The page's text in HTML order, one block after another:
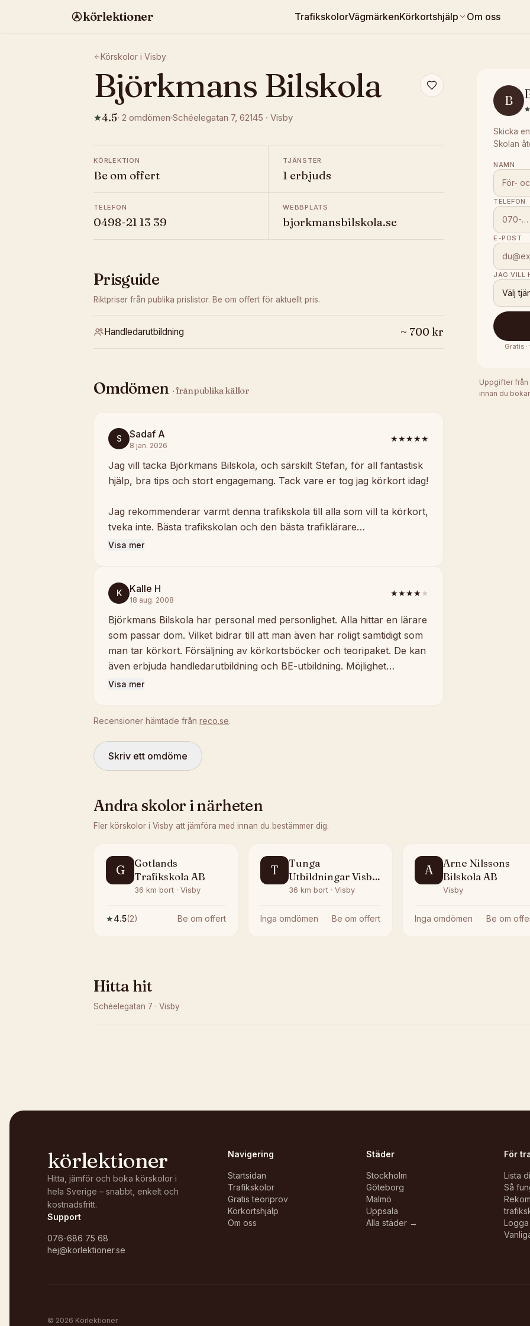
körlektioner TrafikskolorVägmärkenKörkortshjälp Om oss
Körskolor i Visby
Björkmans Bilskola
4.5· 2 omdömen Schéelegatan 7, 62145 · Visby
KÖRLEKTION
Be om offert
TJÄNSTER
1 erbjuds
TELEFON
0498-21 13 39
WEBBPLATS
bjorkmansbilskola.se
Prisguide
Riktpriser från publika prislistor. Be om offert för aktuellt pris.
Handledarutbildning ~ 700 kr
Omdömen · från publika källor
S Sadaf A
8 jan. 2026
★★★★★
Jag vill tacka Björkmans Bilskola, och särskilt Stefan, för all fantastisk
hjälp, bra tips och stort engagemang. Tack vare er tog jag körkort idag!
Jag rekommenderar varmt denna trafikskola till alla som vill ta körkort,
tveka inte. Bästa trafikskolan och den bästa trafiklärare…
Visa mer
K Kalle H
18 aug. 2008
★★★★★
Björkmans Bilskola har personal med personlighet. Alla hittar en lärare
som passar dom. Vilket bidrar till att man även har roligt samtidigt som
man tar körkort. Försäljning av körkortsböcker och teoripaket. De kan
även erbjuda handledarutbildning och BE-utbildning. Möjlighet…
Visa mer
Recensioner hämtade från reco.se.
Skriv ett omdöme
B
Skicka
Skolan
NAMN
TELEFON
E-POST
JAG VILL
Välj
Gratis
Uppgifter från
innan du
Andra skolor i närheten
Fler körskolor i Visby att jämföra med innan du bestämmer dig.
G
Gotlands
Trafikskola AB
36 km bort · Visby
★4.5(2) Be om offert
T
Tunga
Utbildningar Visby
AB
36 km bort · Visby
Inga omdömen Be om offert
A
Arne Nilssons
Bilskola AB
Visby
Inga omdömen Be om
Hitta hit
Schéelegatan 7 · Visby
körlektioner
Hitta, jämför och boka körskolor i
hela Sverige – snabbt, enkelt och
kostnadsfritt.
Support
076-686 75 68
hej@korlektioner.se
Navigering
Startsidan
Trafikskolor
Gratis teoriprov
Körkortshjälp
Om oss
Städer
Stockholm
Göteborg
Malmö
Uppsala
Alla städer →
För
Lista
Så
© 2026 Körlektioner